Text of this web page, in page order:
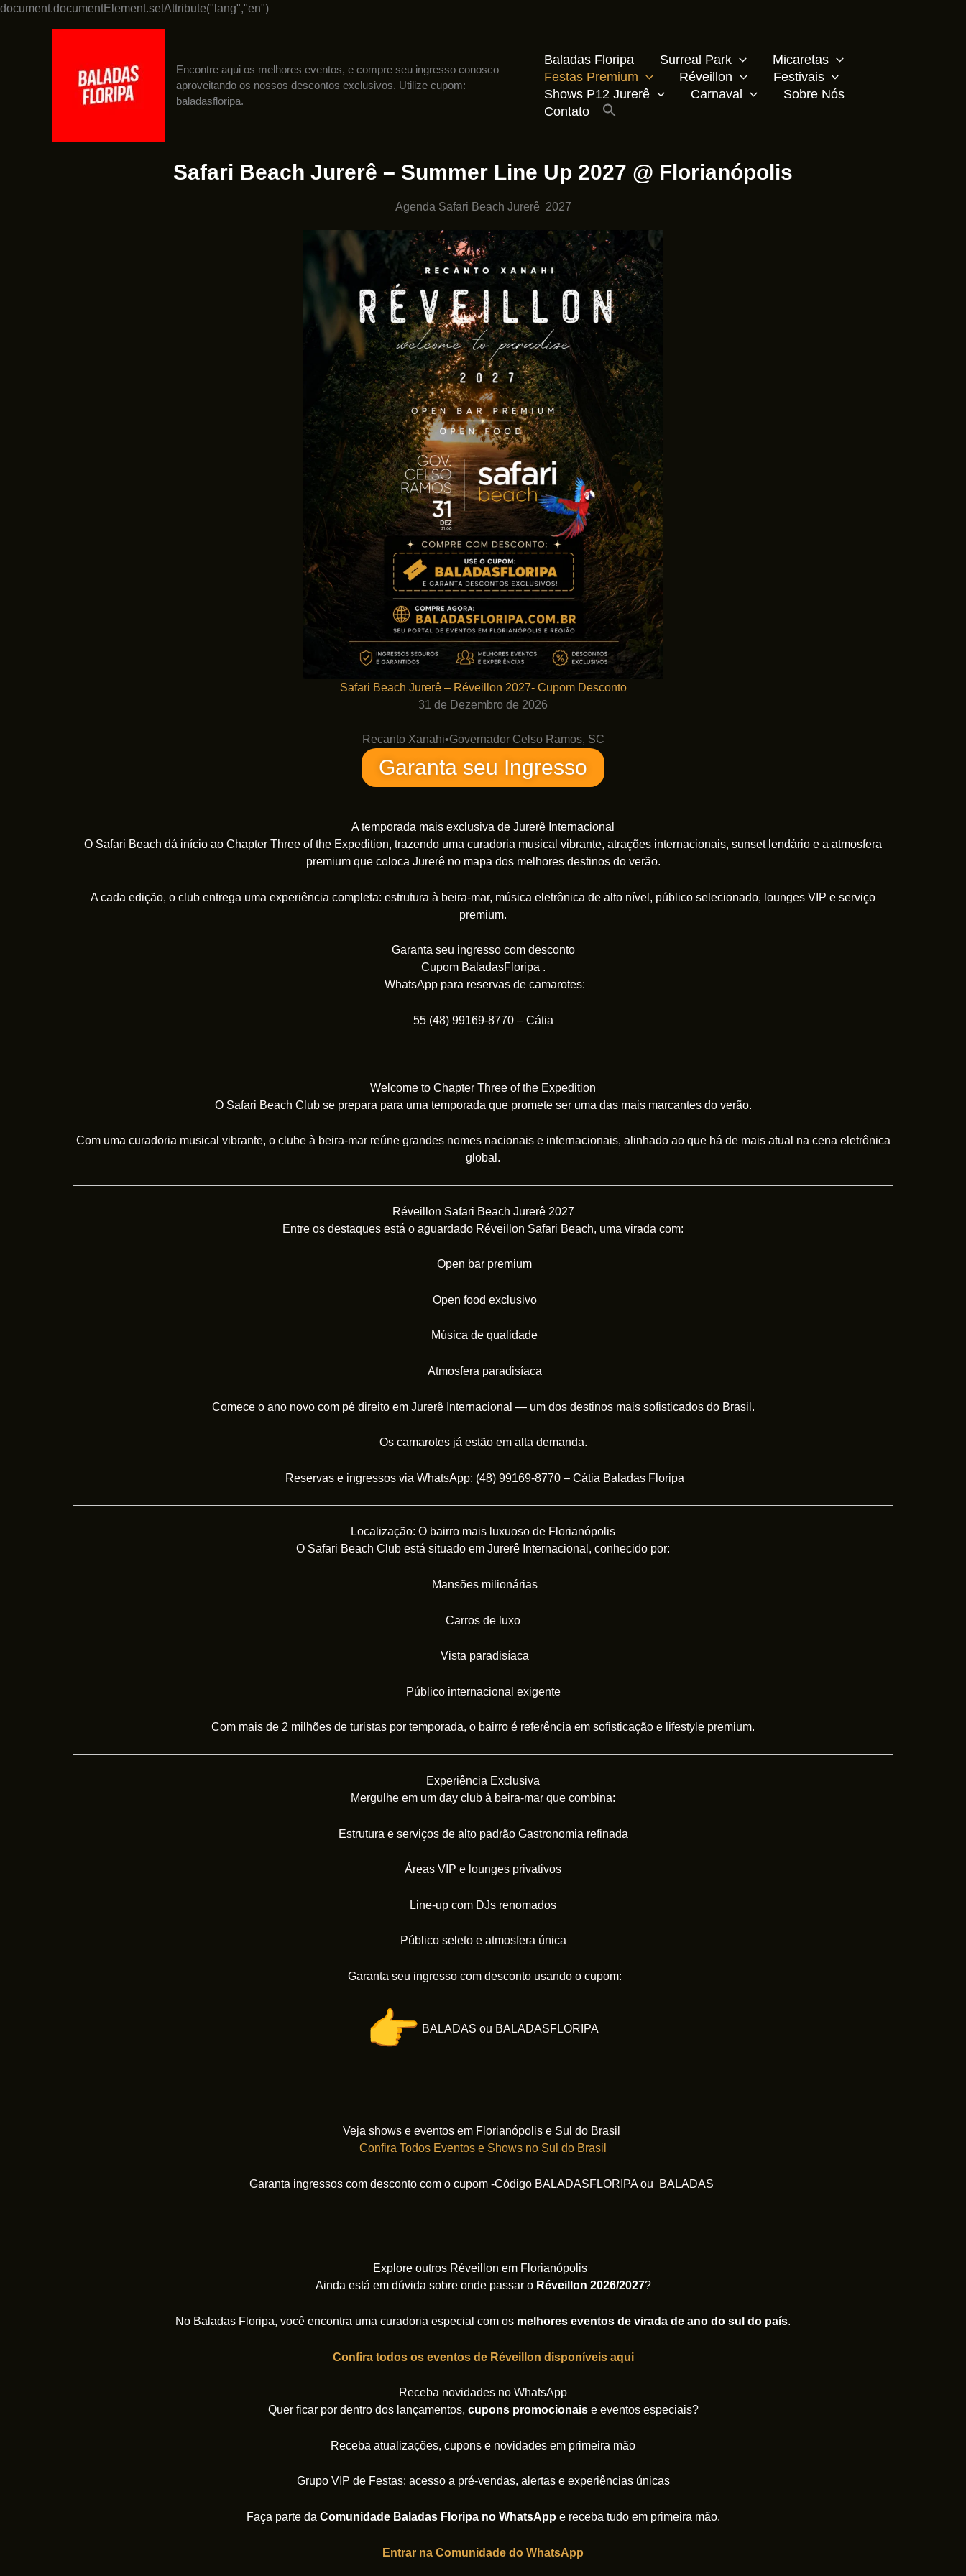
document.documentElement.setAttribute("lang","en")Ir
Encontre aqui os melhores eventos, e compre seu ingresso conosco
aproveitando os nossos descontos exclusivos. Utilize cupom:
baladasfloripa.
Baladas Floripa Surreal Park
Micaretas
Festas Premium
Réveillon
Festivais
Shows P12 Jurerê
Carnaval
Sobre Nós
Contato
Safari Beach Jurerê – Summer Line Up 2027 @ Florianópolis
Agenda Safari Beach Jurerê 2027
Safari Beach Jurerê – Réveillon 2027- Cupom Desconto
31 de Dezembro de 2026
Recanto Xanahi•Governador Celso Ramos, SC
Garanta seu Ingresso
A temporada mais exclusiva de Jurerê Internacional
O Safari Beach dá início ao Chapter Three of the Expedition, trazendo uma curadoria musical vibrante, atrações internacionais, sunset lendário e a atmosfera
premium que coloca Jurerê no mapa dos melhores destinos do verão.
A cada edição, o club entrega uma experiência completa: estrutura à beira-mar, música eletrônica de alto nível, público selecionado, lounges VIP e serviço
premium.
Garanta seu ingresso com desconto
Cupom BaladasFloripa .
WhatsApp para reservas de camarotes:
55 (48) 99169-8770 – Cátia
Welcome to Chapter Three of the Expedition
O Safari Beach Club se prepara para uma temporada que promete ser uma das mais marcantes do verão.
Com uma curadoria musical vibrante, o clube à beira-mar reúne grandes nomes nacionais e internacionais, alinhado ao que há de mais atual na cena eletrônica
global.
Réveillon Safari Beach Jurerê 2027
Entre os destaques está o aguardado Réveillon Safari Beach, uma virada com:
Open bar premium
Open food exclusivo
Música de qualidade
Atmosfera paradisíaca
Comece o ano novo com pé direito em Jurerê Internacional — um dos destinos mais sofisticados do Brasil.
Os camarotes já estão em alta demanda.
Reservas e ingressos via WhatsApp: (48) 99169-8770 – Cátia Baladas Floripa
Localização: O bairro mais luxuoso de Florianópolis
O Safari Beach Club está situado em Jurerê Internacional, conhecido por:
Mansões milionárias
Carros de luxo
Vista paradisíaca
Público internacional exigente
Com mais de 2 milhões de turistas por temporada, o bairro é referência em sofisticação e lifestyle premium.
Experiência Exclusiva
Mergulhe em um day club à beira-mar que combina:
Estrutura e serviços de alto padrão Gastronomia refinada
Áreas VIP e lounges privativos
Line-up com DJs renomados
Público seleto e atmosfera única
Garanta seu ingresso com desconto usando o cupom:
BALADAS ou BALADASFLORIPA
Veja shows e eventos em Florianópolis e Sul do Brasil
Confira Todos Eventos e Shows no Sul do Brasil
Garanta ingressos com desconto com o cupom -Código BALADASFLORIPA ou BALADAS
Explore outros Réveillon em Florianópolis
Ainda está em dúvida sobre onde passar o Réveillon 2026/2027?
No Baladas Floripa, você encontra uma curadoria especial com os melhores eventos de virada de ano do sul do país.
Confira todos os eventos de Réveillon disponíveis aqui
Receba novidades no WhatsApp
Quer ficar por dentro dos lançamentos, cupons promocionaise eventos especiais?
Receba atualizações, cupons e novidades em primeira mão
Grupo VIP de Festas: acesso a pré-vendas, alertas e experiências únicas
Faça parte da Comunidade Baladas Floripa no WhatsApp e receba tudo em primeira mão.
Entrar na Comunidade do WhatsApp